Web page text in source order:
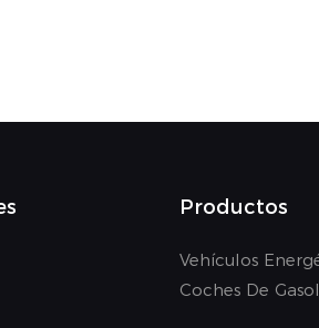
Productos
Vehículos
Coches De